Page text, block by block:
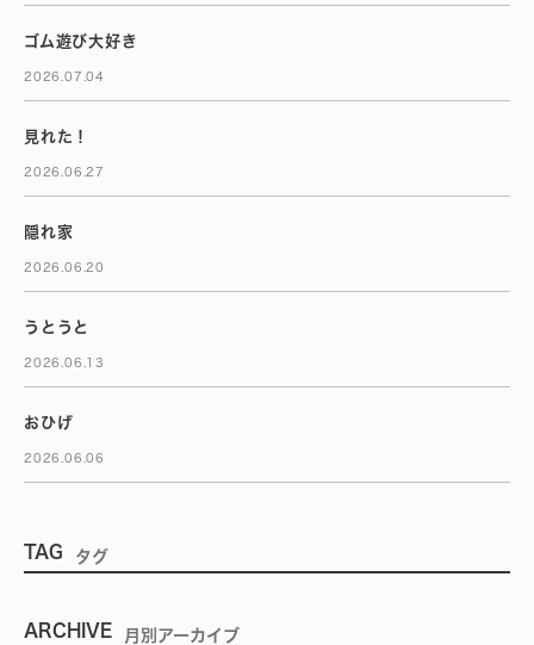
ゴム遊び大好き
2026.07.04
見れた！
2026.06.27
隠れ家
2026.06.20
うとうと
2026.06.13
おひげ
2026.06.06
TAG タグ
ARCHIVE 月別アーカイブ